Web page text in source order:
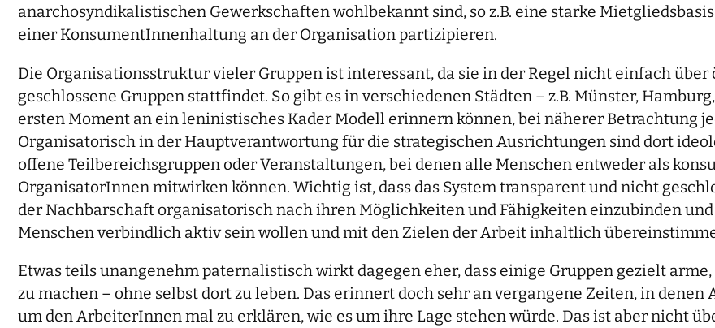
anarchosyndikalistischen Gewerkschaften wohlbekannt sind, so z.B. eine starke
einer KonsumentInnenhaltung an der Organisation partizipieren.
Die Organisationsstruktur vieler Gruppen ist interessant, da sie in der Regel nicht einfach
geschlossene Gruppen stattfindet. So gibt es in verschiedenen Städten – z.B. Münster,
ersten Moment an ein leninistisches Kader Modell erinnern können, bei näherer Betrachtung
Organisatorisch in der Hauptverantwortung für die strategischen Ausrichtungen sind dort
offene Teilbereichsgruppen oder Veranstaltungen, bei denen alle Menschen entweder als
OrganisatorInnen mitwirken können. Wichtig ist, dass das System transparent und nicht
der Nachbarschaft organisatorisch nach ihren Möglichkeiten und Fähigkeiten einzubinden
Menschen verbindlich aktiv sein wollen und mit den Zielen der Arbeit inhaltlich
Etwas teils unangenehm paternalistisch wirkt dagegen eher, dass einige Gruppen gezielt
zu machen – ohne selbst dort zu leben. Das erinnert doch sehr an vergangene Zeiten, in
um den ArbeiterInnen mal zu erklären, wie es um ihre Lage stehen würde. Das ist aber nicht